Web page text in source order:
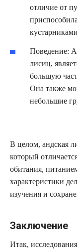
отличие от
Поведение:
лисиц,
большую
Она также
небольшие
В целом, андская
который
обитания,
характеристики
изучения и
Заключение
Итак,